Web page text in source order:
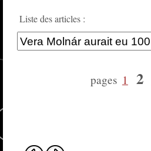
Liste des articles :
pages 1 2